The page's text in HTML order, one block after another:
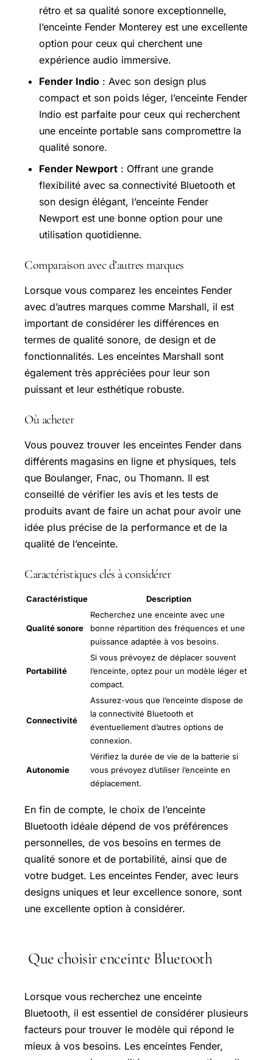
rétro et sa qualité sonore exceptionnelle,
l’enceinte Fender Monterey est une excellente
option pour ceux qui cherchent une
expérience audio immersive.
Fender Indio : Avec son design plus
compact et son poids léger, l’enceinte Fender
Indio est parfaite pour ceux qui recherchent
une enceinte portable sans compromettre la
qualité sonore.
Fender Newport : Offrant une grande
flexibilité avec sa connectivité Bluetooth et
son design élégant, l’enceinte Fender
Newport est une bonne option pour une
utilisation quotidienne.
Comparaison avec d’autres marques
Lorsque vous comparez les enceintes Fender
avec d’autres marques comme Marshall, il est
important de considérer les différences en
termes de qualité sonore, de design et de
fonctionnalités. Les enceintes Marshall sont
également très appréciées pour leur son
puissant et leur esthétique robuste.
Où acheter
Vous pouvez trouver les enceintes Fender dans
différents magasins en ligne et physiques, tels
que Boulanger, Fnac, ou Thomann. Il est
conseillé de vérifier les avis et les tests de
produits avant de faire un achat pour avoir une
idée plus précise de la performance et de la
qualité de l’enceinte.
Caractéristiques clés à considérer
Caractéristique Description
Qualité sonore
Recherchez une enceinte avec une
bonne répartition des fréquences et une
puissance adaptée à vos besoins.
Portabilité
Si vous prévoyez de déplacer souvent
l’enceinte, optez pour un modèle léger et
compact.
Connectivité
Assurez-vous que l’enceinte dispose de
la connectivité Bluetooth et
éventuellement d’autres options de
connexion.
Autonomie
Vérifiez la durée de vie de la batterie si
vous prévoyez d’utiliser l’enceinte en
déplacement.
En fin de compte, le choix de l’enceinte
Bluetooth idéale dépend de vos préférences
personnelles, de vos besoins en termes de
qualité sonore et de portabilité, ainsi que de
votre budget. Les enceintes Fender, avec leurs
designs uniques et leur excellence sonore, sont
une excellente option à considérer.
Que choisir enceinte Bluetooth
Lorsque vous recherchez une enceinte
Bluetooth, il est essentiel de considérer plusieurs
facteurs pour trouver le modèle qui répond le
mieux à vos besoins. Les enceintes Fender,